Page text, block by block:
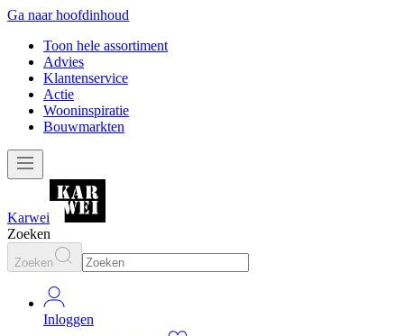
Ga naar hoofdinhoud
Toon hele assortiment
Advies
Klantenservice
Actie
Wooninspiratie
Bouwmarkten
Karwei
Zoeken
Zoeken
Inloggen